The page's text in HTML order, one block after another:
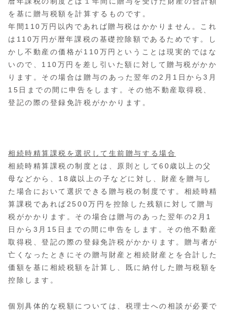
を基に贈与税額を計算するものです。
年間 110万円以内であれば贈与税はかかりません。これ
は 110万円が暦年課税の基礎控除額であるためです。し
かし不動産の価格が 110万円ということは現実的ではな
いので、 110万円を差し引いた額に対して贈与税がかか
ります。その場合は贈与のあった翌年の2 月 1 日から3 月
15 日までの間に申告をします。その他不動産取得税、
登記の際の登録免許税がかかります。
相続時精算課税を選択して生前贈与する場合
相続時精算課税の制度とは、原則として60歳以上の父
母などから、 18 歳以上の子などに対し、財産を贈与し
た場合において選択できる贈与税の制度です。相続時精
算課税であれば2500万円を控除した残額に対して贈与
税がかかります。その場合は贈与のあった翌年の2 月 1
日から 3 月 15 日までの間に申告をします。その他不動産
取得税、登記の際の登録免許税がかかります。贈与者が
亡くなったときにその贈与財産と相続財産とを合計した
価額を基に相続税額を計算 し、既に納付した贈与税額を
控除します。
個別具体的な税額については、税理士への相談が必要で